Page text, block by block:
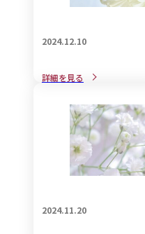
2024.12.10
戒名をご自分で自作される
詳細を見る
2024.11.20